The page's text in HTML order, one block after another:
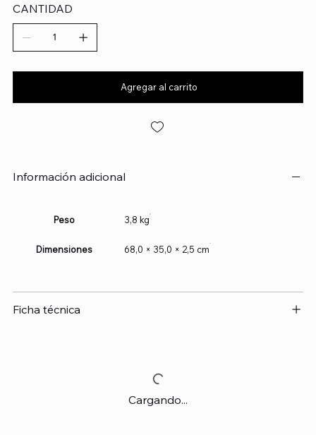
CANTIDAD
Agregar al carrito
Información adicional
Peso 3,8 kg
Dimensiones 68,0 × 35,0 × 2,5 cm
Ficha técnica
Cargando...